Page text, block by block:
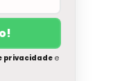
privacidadee